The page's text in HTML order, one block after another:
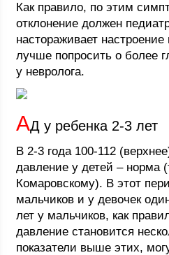
Как правило, по этим
отклонение должен
настораживает
лучше попросить о более
у невролога.
АД у ребенка 2-3 лет
В 2-3 года 100-112
давление у детей – норма
Комаровскому). В этот
мальчиков и у девочек
лет у мальчиков, как
давление становится
показатели выше этих,